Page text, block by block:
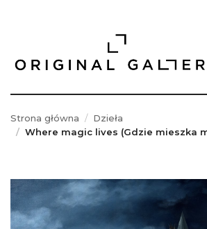
Strona główna
Dzieła
Where magic lives (Gdzie mieszka